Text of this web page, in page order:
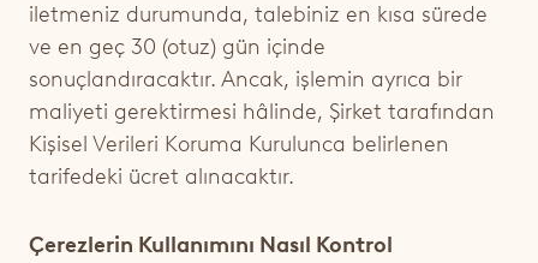
iletmeniz durumunda, talebiniz en kısa sürede
ve en geç 30 (otuz) gün içinde
sonuçlandıracaktır. Ancak, işlemin ayrıca bir
maliyeti gerektirmesi hâlinde, Şirket tarafından
Kişisel Verileri Koruma Kurulunca belirlenen
tarifedeki ücret alınacaktır.
Çerezlerin Kullanımını Nasıl Kontrol